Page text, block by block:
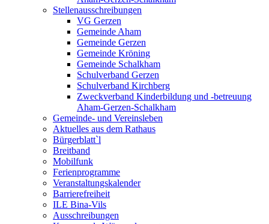
Stellenausschreibungen
VG Gerzen
Gemeinde Aham
Gemeinde Gerzen
Gemeinde Kröning
Gemeinde Schalkham
Schulverband Gerzen
Schulverband Kirchberg
Zweckverband Kinderbildung und -betreuung
Aham-Gerzen-Schalkham
Gemeinde- und Vereinsleben
Aktuelles aus dem Rathaus
Bürgerblatt`l
Breitband
Mobilfunk
Ferienprogramme
Veranstaltungskalender
Barrierefreiheit
ILE Bina-Vils
Ausschreibungen